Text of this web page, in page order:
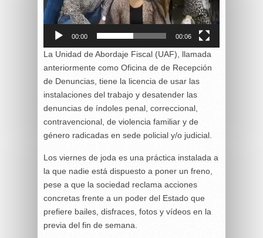
00:00 00:06
La Unidad de Abordaje Fiscal (UAF), llamada
anteriormente como Oficina de de Recepción
de Denuncias, tiene la licencia de usar las
instalaciones del trabajo y desatender las
denuncias de índoles penal, correccional,
contravencional, de violencia familiar y de
género radicadas en sede policial y/o judicial.
Los viernes de joda es una práctica instalada a
la que nadie está dispuesto a poner un freno,
pese a que la sociedad reclama acciones
concretas frente a un poder del Estado que
prefiere bailes, disfraces, fotos y vídeos en la
previa del fin de semana.